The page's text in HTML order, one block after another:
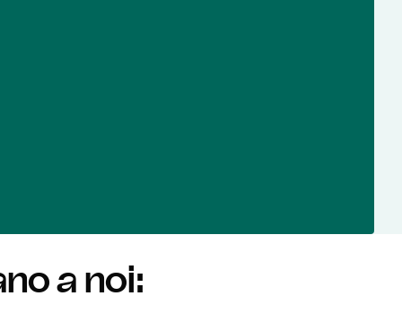
a noi: